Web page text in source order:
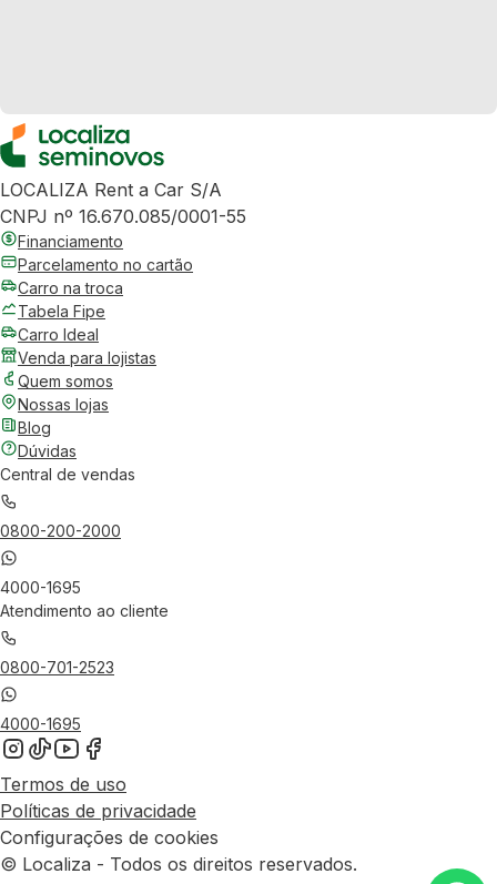
LOCALIZA Rent a Car S/A
CNPJ nº 16.670.085/0001-55
Financiamento
Parcelamento no cartão
Carro na troca
Tabela Fipe
Carro Ideal
Venda para lojistas
Quem somos
Nossas lojas
Blog
Dúvidas
Central de vendas
0800-200-2000
4000-1695
Atendimento ao cliente
0800-701-2523
4000-1695
Termos de uso
Políticas de privacidade
Configurações de cookies
© Localiza - Todos os direitos reservados.